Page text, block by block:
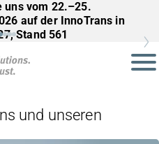
uns vom 22.–25.
auf der InnoTrans in
Stand 561
und unseren